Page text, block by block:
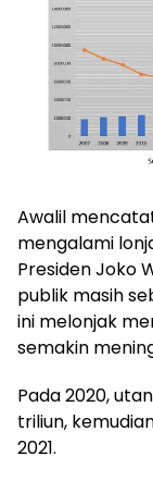
Awalil
mengalami
Presiden Joko
publik masih
ini melonjak
semakin
Pada 2020,
triliun,
2021.